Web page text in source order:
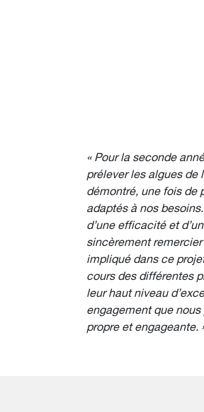
« Pour la seconde
prélever les algues de
démontré, une fois de
adaptés à nos
d’une efficacité et
sincèrement
impliqué dans ce
cours des différentes
leur haut niveau
engagement que nous
propre et engageante.